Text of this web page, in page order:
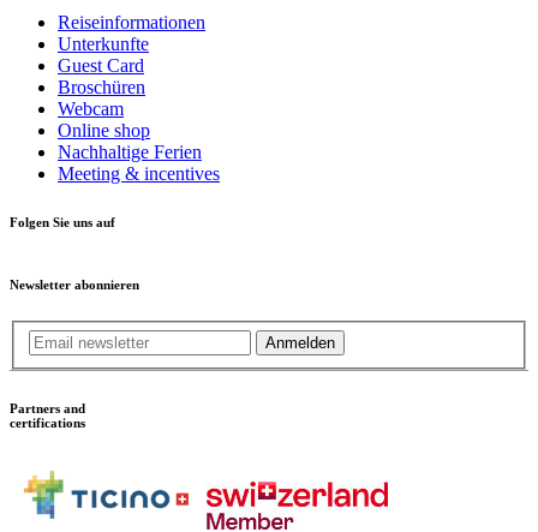
Reiseinformationen
Unterkunfte
Guest Card
Broschüren
Webcam
Online shop
Nachhaltige Ferien
Meeting & incentives
Folgen Sie uns auf
Newsletter abonnieren
Anmelden
Partners and
certifications